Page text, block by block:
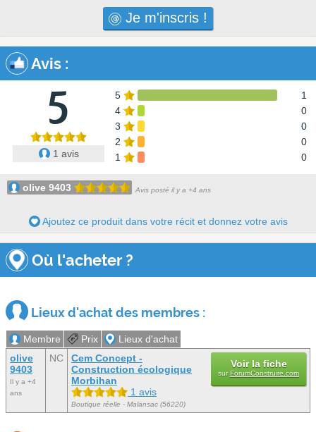
Je m'inscris !
Avis :
5
1 avis
5
1
4
0
3
0
2
0
1
0
olive 9403 Avis posté il y a +4 ans
Ajoutez ce produit dans votre récit et donnez votre avis
Où l'acheter ?
Lieux d'achat des membres :
Membre Prix
Lieux d'achat
olive
9403
Il y a +4
ans
NC
Cem Concept -
Construction écologique
Morbihan
1 avis
Boutique réelle - Malansac (56220)
Voir la fiche
surForumConstruire.com